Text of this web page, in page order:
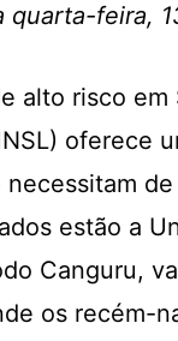
quarta-feira,
alto risco
oferece
estão a
Canguru,
os recém-